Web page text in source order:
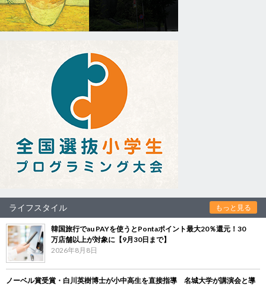
ライフスタイル もっと見る
韓国旅行でau PAYを使うとPontaポイント最大20％還元！30
万店舗以上が対象に【9月30日まで】
2026年8月8日
ノーベル賞受賞・白川英樹博士が小中高生を直接指導 名城大学が講演会と導